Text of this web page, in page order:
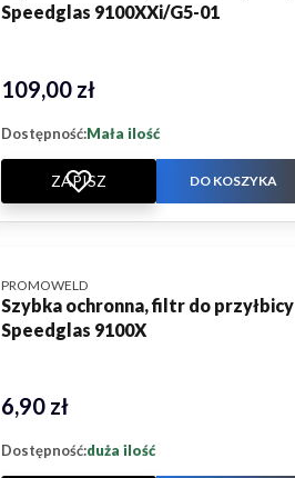
Speedglas 9100XXi/G5-01
Cena
109,00 zł
Dostępność:Mała ilość
ZAPISZ DO KOSZYKA
Szybka ochronna, filtr do przyłbicy
Speedglas 9100X
PRODUCENT
PROMOWELD
Cena
6,90 zł
Dostępność:duża ilość